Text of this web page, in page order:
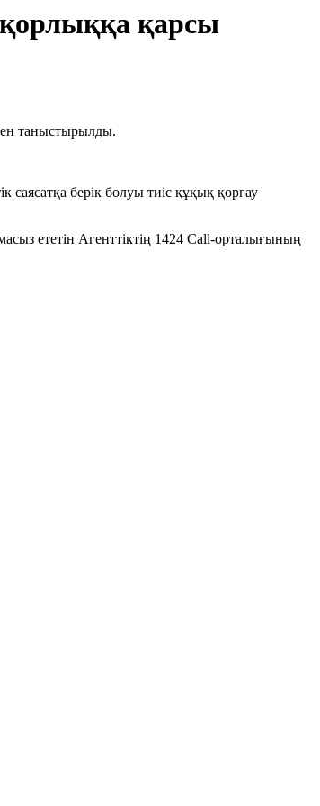
қарсы
таныстырылды.
саясатқа берік болуы тиіс құқық қорғау
ететін Агенттіктің 1424 Call-орталығының